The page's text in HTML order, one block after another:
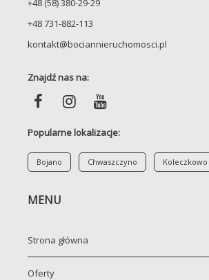
+48 (58) 380-29-29
+48 731-882-113
kontakt@bociannieruchomosci.pl
Znajdź nas na:
Popularne lokalizacje:
Bojano Chwaszczyno Koleczkowo
MENU
Strona główna
Oferty